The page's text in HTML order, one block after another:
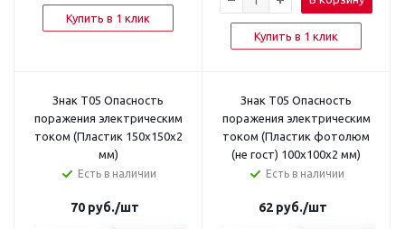
Купить в 1 клик
Купить в 1 клик
Знак T05 Опасность
поражения электрическим
током (Пластик 150x150x2
мм)
Есть в наличии
70 руб./шт
Знак T05 Опасность
поражения электрическим
током (Пластик фотолюм
(не гост) 100х100х2 мм)
Есть в наличии
62 руб./шт